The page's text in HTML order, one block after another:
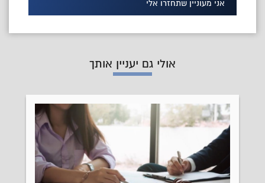
אני מעוניין שתחזרו אלי
אולי גם יעניין אותך